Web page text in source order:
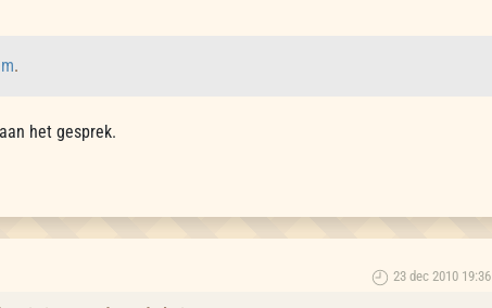
.
het gesprek.
23 dec 2010 19:36